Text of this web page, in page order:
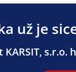
už je
KARSIT,